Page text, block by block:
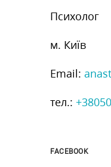
Психолог
м. Київ
Email:
тел.:
FACEBOOK